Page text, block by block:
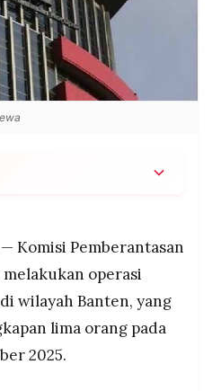
diduga
hukum.
kasus dan akan
— Komisi Pemberantasan
operasi
wilayah Banten, yang
lima orang pada
2025.